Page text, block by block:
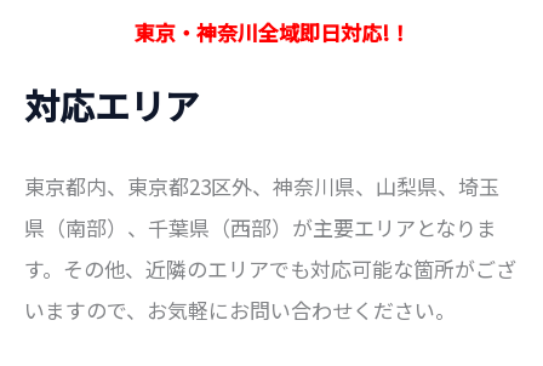
東京・神奈川全域即日対応!！
対応エリア
東京都内、東京都23区外、神奈川県、山梨県、埼玉
県（南部）、千葉県（西部）が主要エリアとなりま
す。その他、近隣のエリアでも対応可能な箇所がござ
いますので、お気軽にお問い合わせください。